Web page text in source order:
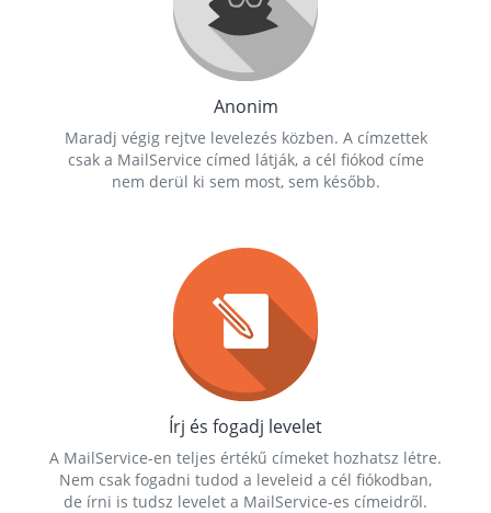
Anonim
Maradj végig rejtve levelezés közben. A címzettek
csak a MailService címed látják, a cél fiókod címe
nem derül ki sem most, sem később.
Írj és fogadj levelet
A MailService-en teljes értékű címeket hozhatsz létre.
Nem csak fogadni tudod a leveleid a cél fiókodban,
de írni is tudsz levelet a MailService-es címeidről.